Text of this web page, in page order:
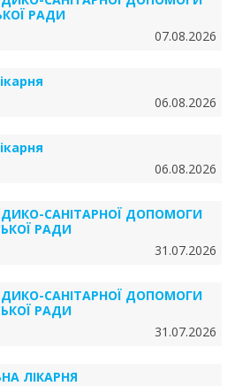
РАДИ
07.08.2026
06.08.2026
06.08.2026
САНІТАРНОЇ ДОПОМОГИ
РАДИ
31.07.2026
САНІТАРНОЇ ДОПОМОГИ
РАДИ
31.07.2026
ЛІКАРНЯ